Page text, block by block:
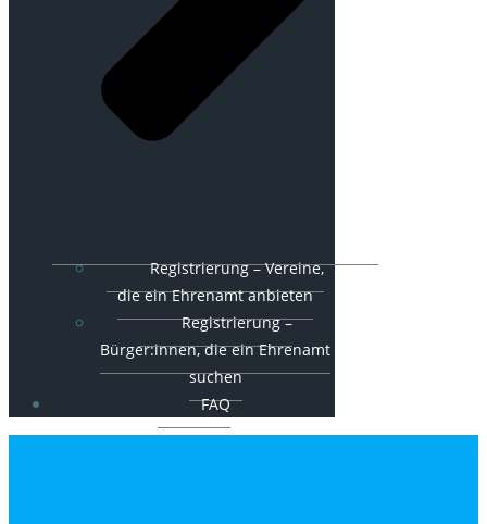
Registrierung – Vereine,
die ein Ehrenamt anbieten
Registrierung –
Bürger:innen, die ein Ehrenamt
suchen
FAQ